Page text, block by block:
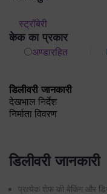
देखभाल निर्देश
निर्माता विवरण
डिलीवरी जानकारी
प्रत्येक शेफ की बेकिंग और
को ठंडी सूखी जगह पर रखें